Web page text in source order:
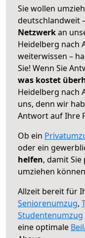
Sie wollen
deutschlandweit
Netzwerkan
Heidelberg nach
weiterwissen –
Sie! Wenn Sie
was kostet
Heidelberg nach
uns, denn wir
Antwort auf Ihre
Ob ein
oder ein
helfen, damit
umziehen
Allzeit bereit für
Seniorenumzug,
Studentenumzug
eine optimale